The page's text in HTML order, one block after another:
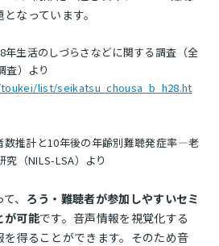
なっています。
生活のしづらさなどに関する調査（全
査）より
list/seikatsu_chousa_b_h28.ht
推計と10年後の年齢別難聴発症率―老
（NILS-LSA）より
、 ろう・難聴者が参加しやすいセミ
が可能です。音声情報を視覚化する
得ることができます。そのため音